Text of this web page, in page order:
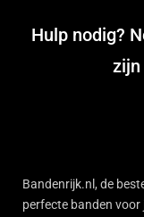
Hulp nodig?
zijn
Bandenrijk.nl, de
perfecte banden voor